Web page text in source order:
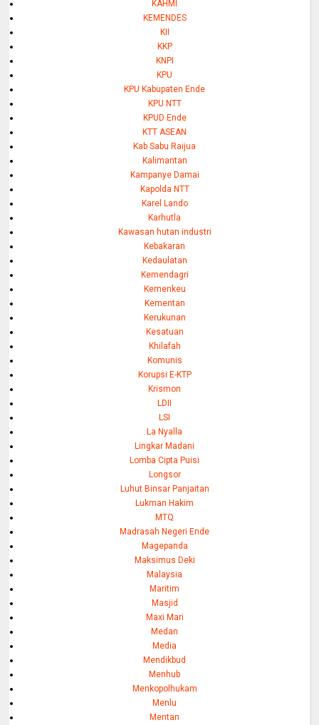
KAHMI
KEMENDES
KII
KKP
KNPI
KPU
KPU Kabupaten Ende
KPU NTT
KPUD Ende
KTT ASEAN
Kab Sabu Raijua
Kalimantan
Kampanye Damai
Kapolda NTT
Karel Lando
Karhutla
Kawasan hutan industri
Kebakaran
Kedaulatan
Kemendagri
Kemenkeu
Kementan
Kerukunan
Kesatuan
Khilafah
Komunis
Korupsi E-KTP
Krismon
LDII
LSI
La Nyalla
Lingkar Madani
Lomba Cipta Puisi
Longsor
Luhut Binsar Panjaitan
Lukman Hakim
MTQ
Madrasah Negeri Ende
Magepanda
Maksimus Deki
Malaysia
Maritim
Masjid
Maxi Mari
Medan
Media
Mendikbud
Menhub
Menkopolhukam
Menlu
Mentan